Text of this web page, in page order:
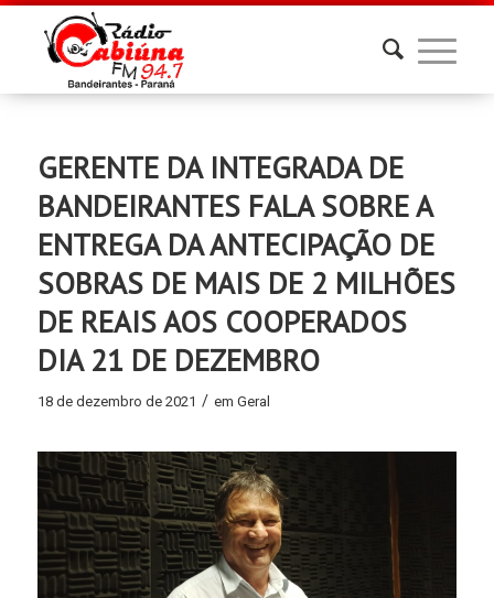
GERENTE DA INTEGRADA DE
BANDEIRANTES FALA SOBRE A
ENTREGA DA ANTECIPAÇÃO DE
SOBRAS DE MAIS DE 2 MILHÕES
DE REAIS AOS COOPERADOS
DIA 21 DE DEZEMBRO
18 de dezembro de 2021 / em Geral